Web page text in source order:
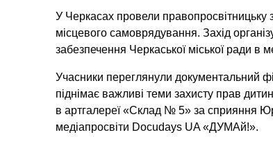
У Черкасах провели правопросвітницьку
місцевого самоврядування. Захід
забезпечення Черкаської міської ради в
Учасники переглянули документальний
піднімає важливі теми захисту прав
в артгалереї «Склад № 5» за сприяння
медіапросвіти Docudays UA «ДУМАй!».